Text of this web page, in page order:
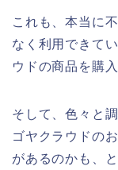
これも、本当に
なく利用できて
ウドの商品を購
そして、色々と
ゴヤクラウドの
があるのかも、